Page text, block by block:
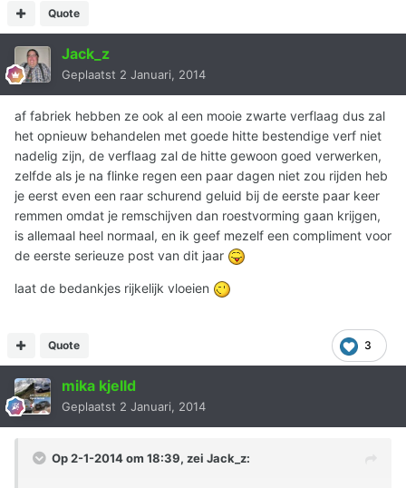
Quote
Jack_z
Geplaatst 2 Januari, 2014
af fabriek hebben ze ook al een mooie zwarte verflaag dus zal
het opnieuw behandelen met goede hitte bestendige verf niet
nadelig zijn, de verflaag zal de hitte gewoon goed verwerken,
zelfde als je na flinke regen een paar dagen niet zou rijden heb
je eerst even een raar schurend geluid bij de eerste paar keer
remmen omdat je remschijven dan roestvorming gaan krijgen,
is allemaal heel normaal, en ik geef mezelf een compliment voor
de eerste serieuze post van dit jaar
laat de bedankjes rijkelijk vloeien
3
Quote
mika kjelld
Geplaatst 2 Januari, 2014
Op 2-1-2014 om 18:39, zei Jack_z: